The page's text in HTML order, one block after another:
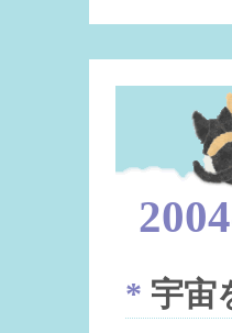
* 宇宙